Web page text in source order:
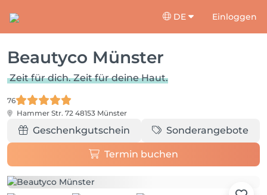
DE Einloggen
Beautyco Münster
Zeit für dich. Zeit für deine Haut.
76
Hammer Str. 72 48153 Münster
Geschenkgutschein Sonderangebote
Termin buchen